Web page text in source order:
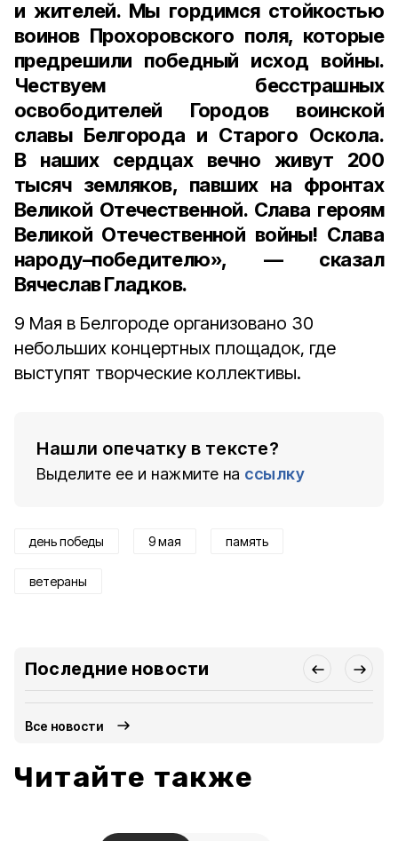
и жителей. Мы гордимся стойкостью
воинов Прохоровского поля, которые
предрешили победный исход войны.
Чествуем бесстрашных
освободителей Городов воинской
славы Белгорода и Старого Оскола.
В наших сердцах вечно живут 200
тысяч земляков, павших на фронтах
Великой Отечественной. Слава героям
Великой Отечественной войны! Слава
народу–победителю», — сказал
Вячеслав Гладков.
9 Мая в Белгороде организовано 30
небольших концертных площадок, где
выступят творческие коллективы.
Нашли опечатку в тексте?
Выделите ее и нажмите на ссылку
день победы 9 мая память
ветераны
Последние новости
Все новости
Читайте также